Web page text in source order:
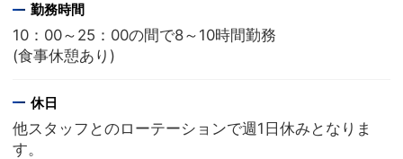
勤務時間
10：00～25：00の間で8～10時間勤務
(食事休憩あり)
休日
他スタッフとのローテーションで週1日休みとなりま
す。